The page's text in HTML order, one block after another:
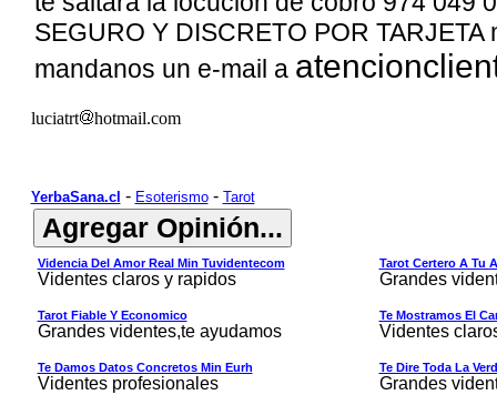
SEGURO Y DISCRETO POR
mandanos un e-mail a
luciatrt hotmail.com
YerbaSana.cl - Esoterismo- Tarot
Videncia Del Amor Real Min Tuvidentecom
Videntes claros y rapidos
Tarot Certero A Tu
Grandes
Tarot Fiable Y Economico
Grandes videntes,te ayudamos
Te Mostramos El
Videntes
Te Damos Datos Concretos Min Eurh
Videntes profesionales
Te Dire Toda La
Grandes